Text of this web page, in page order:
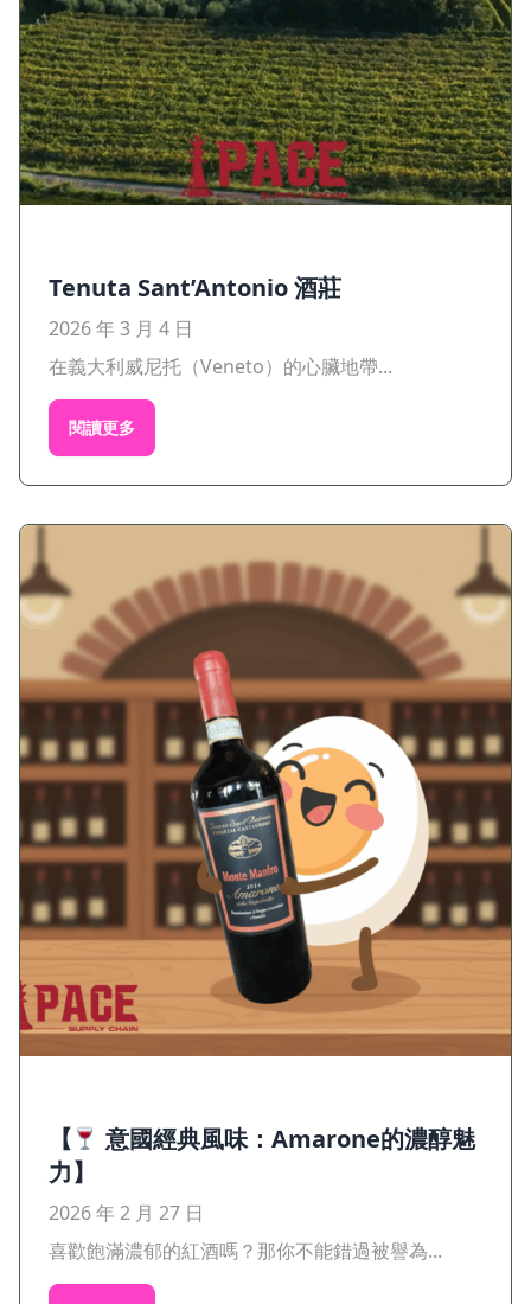
Tenuta Sant’Antonio 酒莊
2026 年 3 月 4 日
在義大利威尼托（Veneto）的心臟地帶...
閱讀更多
【
意國經典風味：Amarone的濃醇魅
力】
2026 年 2 月 27 日
喜歡飽滿濃郁的紅酒嗎？那你不能錯過被譽為...